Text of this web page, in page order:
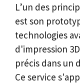
L’un des
est son
technologies
d'impression
précis dans un
Ce service